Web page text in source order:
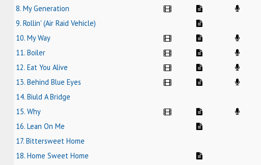
8. My Generation
9. Rollin' (Air Raid Vehicle)
10. My Way
11. Boiler
12. Eat You Alive
13. Behind Blue Eyes
14. Biuld A Bridge
15. Why
16. Lean On Me
17. Bittersweet Home
18. Home Sweet Home